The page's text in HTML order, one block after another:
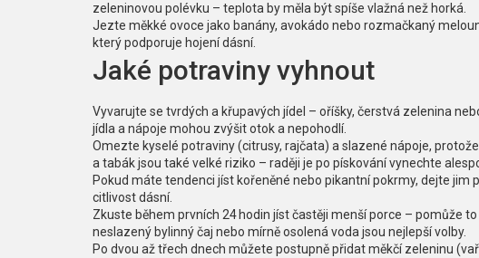
zeleninovou polévku – teplota by měla být spíše vlažná než horká.
Jezte měkké ovoce jako banány, avokádo nebo rozmačkaný
který podporuje hojení dásní.
Jaké potraviny vyhnout
Vyvarujte se tvrdých a křupavých jídel – oříšky, čerstvá zelenina
jídla a nápoje mohou zvýšit otok a nepohodlí.
Omezte kyselé potraviny (citrusy, rajčata) a slazené nápoje,
a tabák jsou také velké riziko – raději je po pískování vynechte
Pokud máte tendenci jíst kořeněné nebo pikantní pokrmy, dejte
citlivost dásní.
Zkuste během prvních 24 hodin jíst častěji menší porce – pomůže
neslazený bylinný čaj nebo mírně osolená voda jsou nejlepší volby.
Po dvou až třech dnech můžete postupně přidat měkčí zeleninu